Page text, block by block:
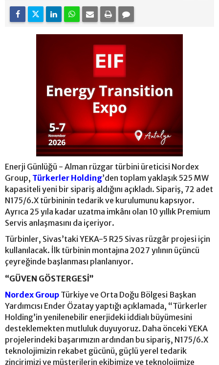
Enerji Günlüğü - Alman rüzgar türbini üreticisi Nordex
Group, Türkerler Holding’den toplam yaklaşık 525 MW
kapasiteli yeni bir sipariş aldığını açıkladı. Sipariş, 72 adet
N175/6.X türbininin tedarik ve kurulumunu kapsıyor.
Ayrıca 25 yıla kadar uzatma imkânı olan 10 yıllık Premium
Servis anlaşmasını da içeriyor.
Türbinler, Sivas’taki YEKA-5 R25 Sivas rüzgâr projesi için
kullanılacak. İlk türbinin montajına 2027 yılının üçüncü
çeyreğinde başlanması planlanıyor.
“GÜVEN GÖSTERGESİ”
Nordex Group Türkiye ve Orta Doğu Bölgesi Başkan
Yardımcısı Ender Özatay yaptığı açıklamada, “Türkerler
Holding’in yenilenebilir enerjideki iddialı büyümesini
desteklemekten mutluluk duyuyoruz. Daha önceki YEKA
projelerindeki başarımızın ardından bu sipariş, N175/6.X
teknolojimizin rekabet gücünü, güçlü yerel tedarik
zincirimizi ve müşterilerin ekibimize ve teknolojimize